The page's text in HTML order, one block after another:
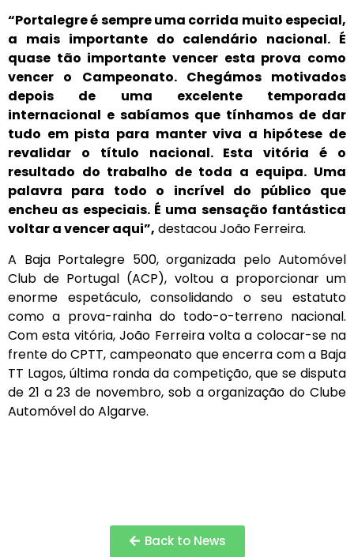
“Portalegre é sempre uma corrida muito especial,
a mais importante do calendário nacional. É
quase tão importante vencer esta prova como
vencer o Campeonato. Chegámos motivados
depois de uma excelente temporada
internacional e sabíamos que tínhamos de dar
tudo em pista para manter viva a hipótese de
revalidar o título nacional. Esta vitória é o
resultado do trabalho de toda a equipa. Uma
palavra para todo o incrível do público que
encheu as especiais. É uma sensação fantástica
voltar a vencer aqui”, destacou João Ferreira.
A Baja Portalegre 500, organizada pelo Automóvel
Club de Portugal (ACP), voltou a proporcionar um
enorme espetáculo, consolidando o seu estatuto
como a prova-rainha do todo-o-terreno nacional.
Com esta vitória, João Ferreira volta a colocar-se na
frente do CPTT, campeonato que encerra com a Baja
TT Lagos, última ronda da competição, que se disputa
de 21 a 23 de novembro, sob a organização do Clube
Automóvel do Algarve.
Back to News